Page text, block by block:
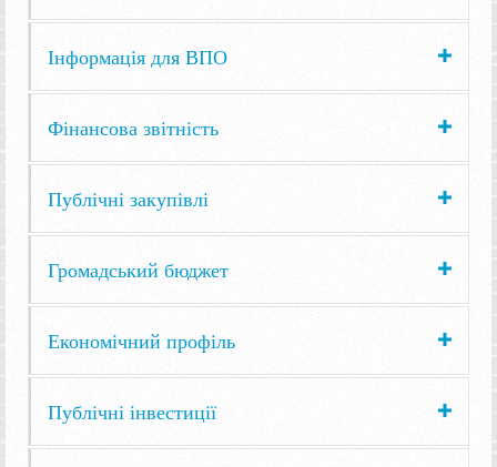
Інформація для ВПО
Фінансова звітність
Публічні закупівлі
Громадський бюджет
Економічний профіль
Публічні інвестиції